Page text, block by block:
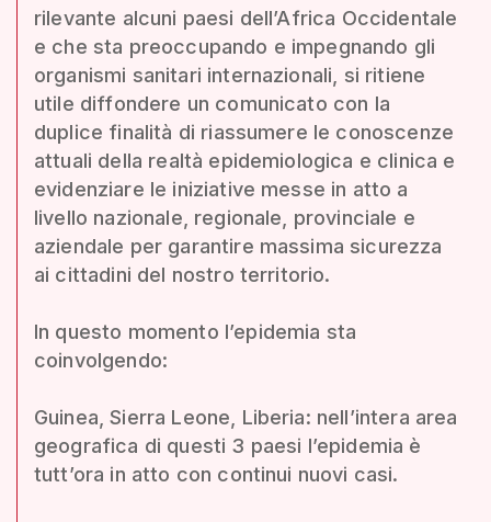
rilevante alcuni paesi dell’Africa Occidentale
e che sta preoccupando e impegnando gli
organismi sanitari internazionali, si ritiene
utile diffondere un comunicato con la
duplice finalità di riassumere le conoscenze
attuali della realtà epidemiologica e clinica e
evidenziare le iniziative messe in atto a
livello nazionale, regionale, provinciale e
aziendale per garantire massima sicurezza
ai cittadini del nostro territorio.
In questo momento l’epidemia sta
coinvolgendo:
Guinea, Sierra Leone, Liberia: nell’intera area
geografica di questi 3 paesi l’epidemia è
tutt’ora in atto con continui nuovi casi.